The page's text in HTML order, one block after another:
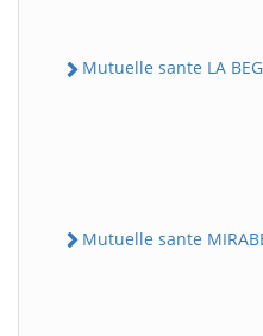
Mutuelle sante LA
Mutuelle sante